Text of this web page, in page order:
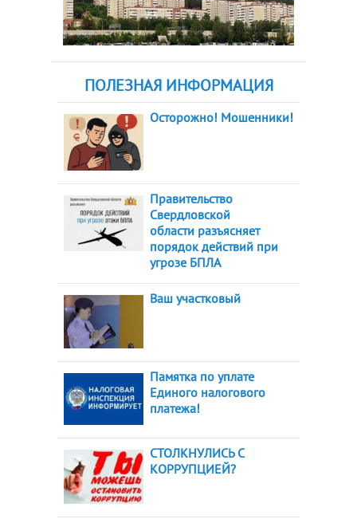
ПОЛЕЗНАЯ ИНФОРМАЦИЯ
Осторожно! Мошенники!
Правительство
Свердловской
области разъясняет
порядок действий при
угрозе БПЛА
Ваш участковый
Памятка по уплате
Единого налогового
платежа!
СТОЛКНУЛИСЬ С
КОРРУПЦИЕЙ?